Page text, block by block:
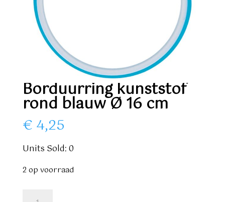
Borduurring kunststof
rond blauw Ø 16 cm
€ 4,25
Units Sold: 0
2 op voorraad